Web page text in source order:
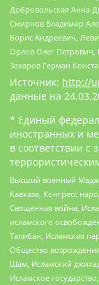
Добровольская Анна
Смирнов Владимир
Борис Андреевич,
Орлов Олег Петрович,
Захаров Герман
Источник: http://
данные на
* Единый
иностранных и
в соответствии с
Высший военный
Кавказа, Конгресс
Священная война,
исламского
Талибан, Исламская
Общество
Шам, Исламский
Исламское